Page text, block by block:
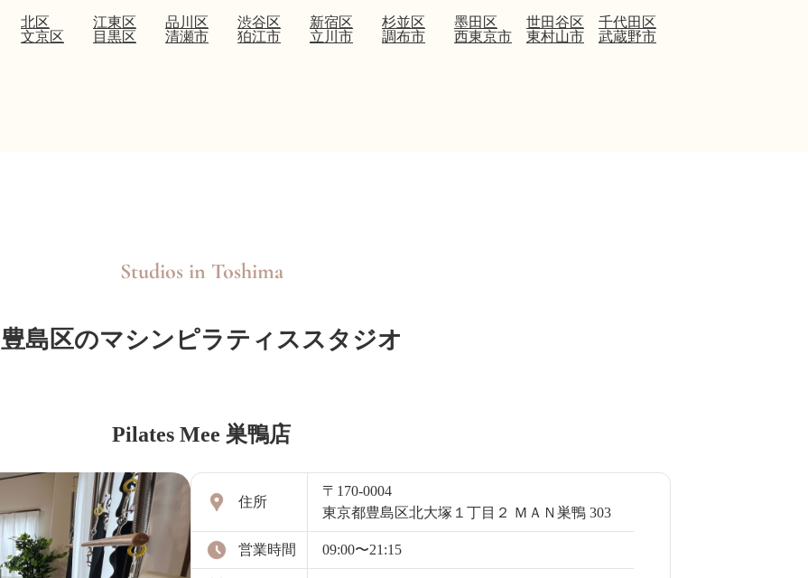
北区 江東区 品川区 渋谷区 新宿区 杉並区 墨田区 世田谷区
千代田区
文京区 目黒区 清瀬市 狛江市 立川市 調布市 西東京市 東村山市 武蔵野市
Studios in Toshima
豊島区のマシンピラティススタジオ
Pilates Mee 巣鴨店
住所
〒170-0004
東京都豊島区北大塚１丁目２ ＭＡＮ巣鴨 303
営業時間 09:00〜21:15